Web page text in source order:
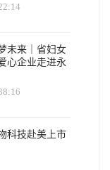
未来｜省妇女
心企业走进永
科技赴美上市